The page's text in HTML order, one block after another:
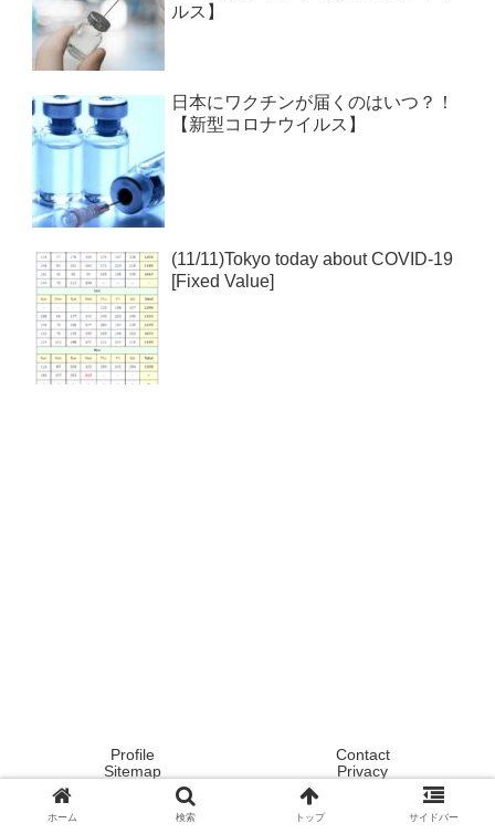
ルス】
日本にワクチンが届くのはいつ？！
【新型コロナウイルス】
(11/11)Tokyo today about COVID-19
[Fixed Value]
Profile
Contact
Sitemap
Privacy
Copyright © 2020 Tokyo ! Japan ! Life now ! All Rights Reserved.
ホーム 検索 トップ サイドバー